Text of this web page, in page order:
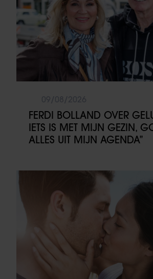
FERDI BOLLAND OVER
IETS IS MET MIJN GEZIN,
ALLES UIT MIJN AGENDA”